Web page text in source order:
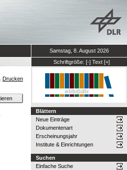
Samstag, 8. August 2026
Schriftgröße: [-] Text [+]
Drucken
Blättern
Neue Einträge
Dokumentenart
Erscheinungsjahr
Institute & Einrichtungen
Suchen
Einfache Suche